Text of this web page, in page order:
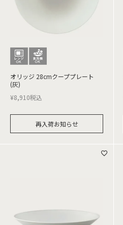
オリッジ 28cmクーププレート
(灰)
¥8,910税込
再入荷お知らせ